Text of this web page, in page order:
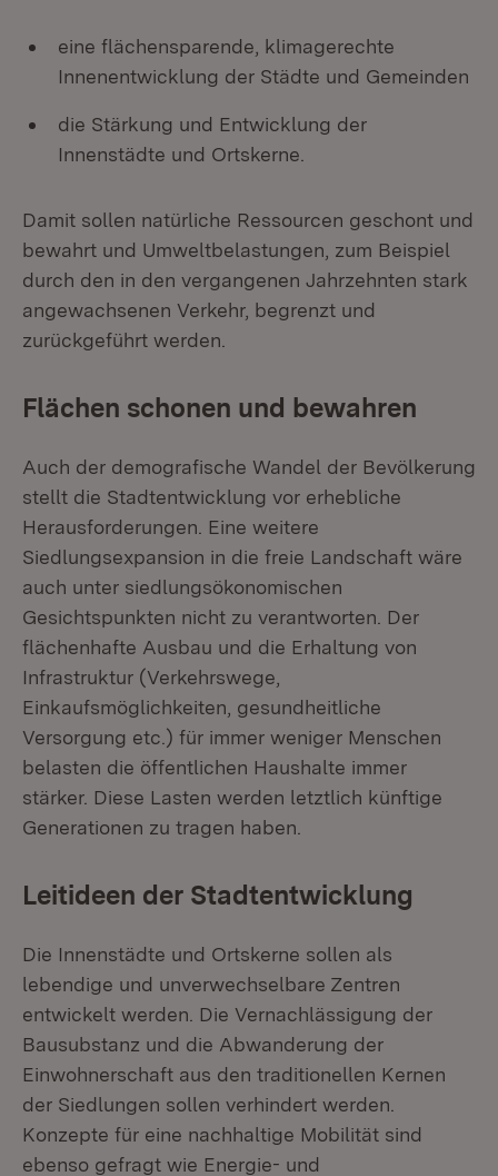
eine flächensparende, klimagerechte
Innenentwicklung der Städte und Gemeinden
die Stärkung und Entwicklung der
Innenstädte und Ortskerne.
Damit sollen natürliche Ressourcen geschont und
bewahrt und Umweltbelastungen, zum Beispiel
durch den in den vergangenen Jahrzehnten stark
angewachsenen Verkehr, begrenzt und
zurückgeführt werden.
Flächen schonen und bewahren
Auch der demografische Wandel der Bevölkerung
stellt die Stadtentwicklung vor erhebliche
Herausforderungen. Eine weitere
Siedlungsexpansion in die freie Landschaft wäre
auch unter siedlungsökonomischen
Gesichtspunkten nicht zu verantworten. Der
flächenhafte Ausbau und die Erhaltung von
Infrastruktur (Verkehrswege,
Einkaufsmöglichkeiten, gesundheitliche
Versorgung etc.) für immer weniger Menschen
belasten die öffentlichen Haushalte immer
stärker. Diese Lasten werden letztlich künftige
Generationen zu tragen haben.
Leitideen der Stadtentwicklung
Die Innenstädte und Ortskerne sollen als
lebendige und unverwechselbare Zentren
entwickelt werden. Die Vernachlässigung der
Bausubstanz und die Abwanderung der
Einwohnerschaft aus den traditionellen Kernen
der Siedlungen sollen verhindert werden.
Konzepte für eine nachhaltige Mobilität sind
ebenso gefragt wie Energie- und